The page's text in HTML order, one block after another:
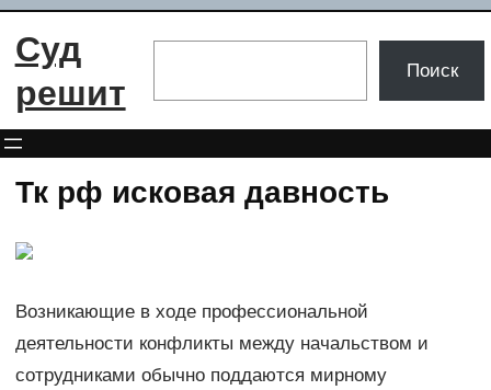
Перейти
Суд
решит
Поиск
Тк рф исковая давность
Возникающие в ходе профессиональной
деятельности конфликты между начальством и
сотрудниками обычно поддаются мирному